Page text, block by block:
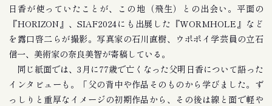
日香が使っていたことが、この地（飛生）との出会い。平面の
『HORIZON』、SIAF2024にも出展した『WORMHOLE』など
を露口啓二らが撮影。写真家の石川直樹、ウポポイ学芸員の立石
信一、美術家の奈良美智が寄稿している。
同じ紙面では、3月に77歳で亡くなった父明日香について語った
インタビューも。「父の背中や作品そのものから学びました。ず
っしりと重厚なイメージの初期作品から、その後は線と面で軽や